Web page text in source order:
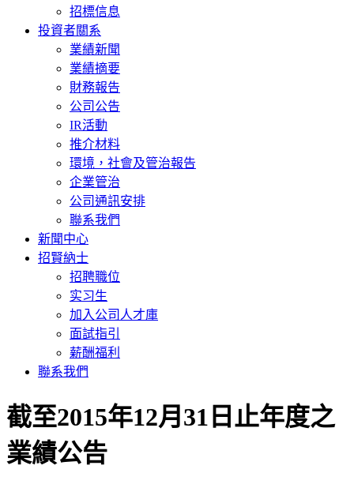
招標信息
投資者關系
業績新聞
業績摘要
財務報告
公司公告
IR活動
推介材料
環境，社會及管治報告
企業管治
公司通訊安排
聯系我們
新聞中心
招賢納士
招聘職位
实习生
加入公司人才庫
面試指引
薪酬福利
聯系我們
截至2015年12月31日止年度之
業績公告